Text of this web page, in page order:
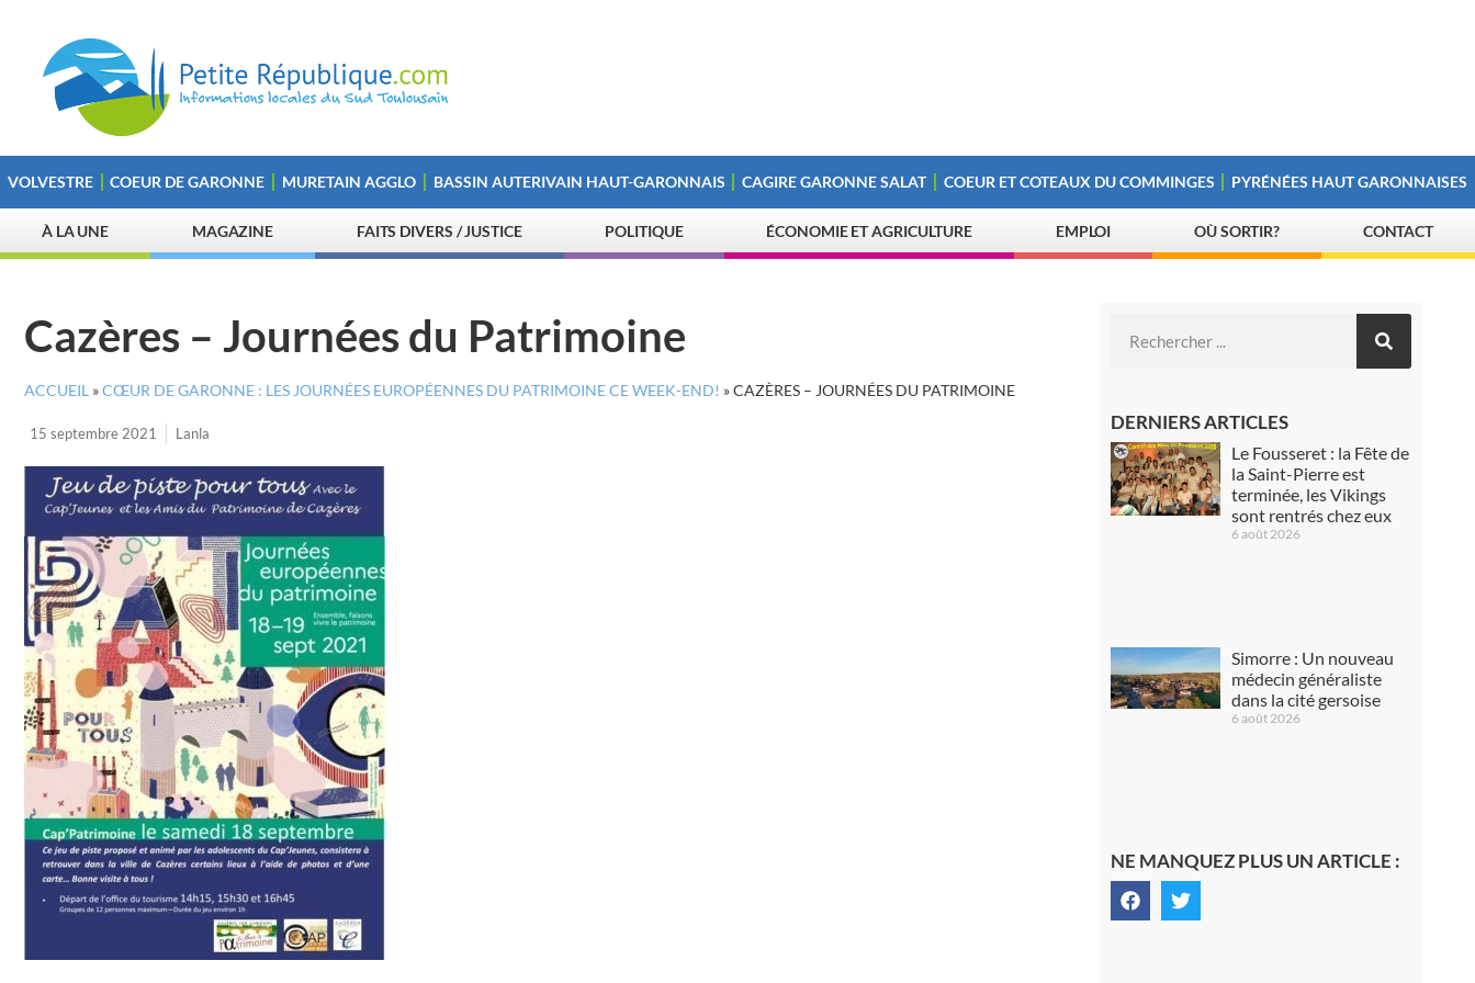
VOLVESTRE COEUR DE GARONNE MURETAIN AGGLO BASSIN AUTERIVAIN HAUT-GARONNAIS CAGIRE GARONNE SALAT COEUR ET COTEAUX DU COMMINGES PYRÉNÉES HAUT GARONNAISES
À LA UNE MAGAZINE FAITS DIVERS / JUSTICE POLITIQUE ÉCONOMIE ET AGRICULTURE EMPLOI OÙ SORTIR? CONTACT
Cazères – Journées du Patrimoine
ACCUEIL »CŒUR DE GARONNE : LES JOURNÉES EUROPÉENNES DU PATRIMOINE CE WEEK-END! »CAZÈRES – JOURNÉES DU PATRIMOINE
15 septembre 2021 Lanla DERNIERS ARTICLES
Le Fousseret : la Fête de
la Saint-Pierre est
terminée, les Vikings
sont rentrés chez eux
6 août 2026
Simorre : Un nouveau
médecin généraliste
dans la cité gersoise
6 août 2026
NE MANQUEZ PLUS UN ARTICLE :